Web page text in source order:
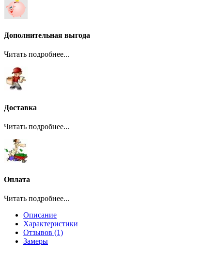
Дополнительная выгода
Читать подробнее...
Доставка
Читать подробнее...
Оплата
Читать подробнее...
Описание
Характеристики
Отзывов (1)
Замеры